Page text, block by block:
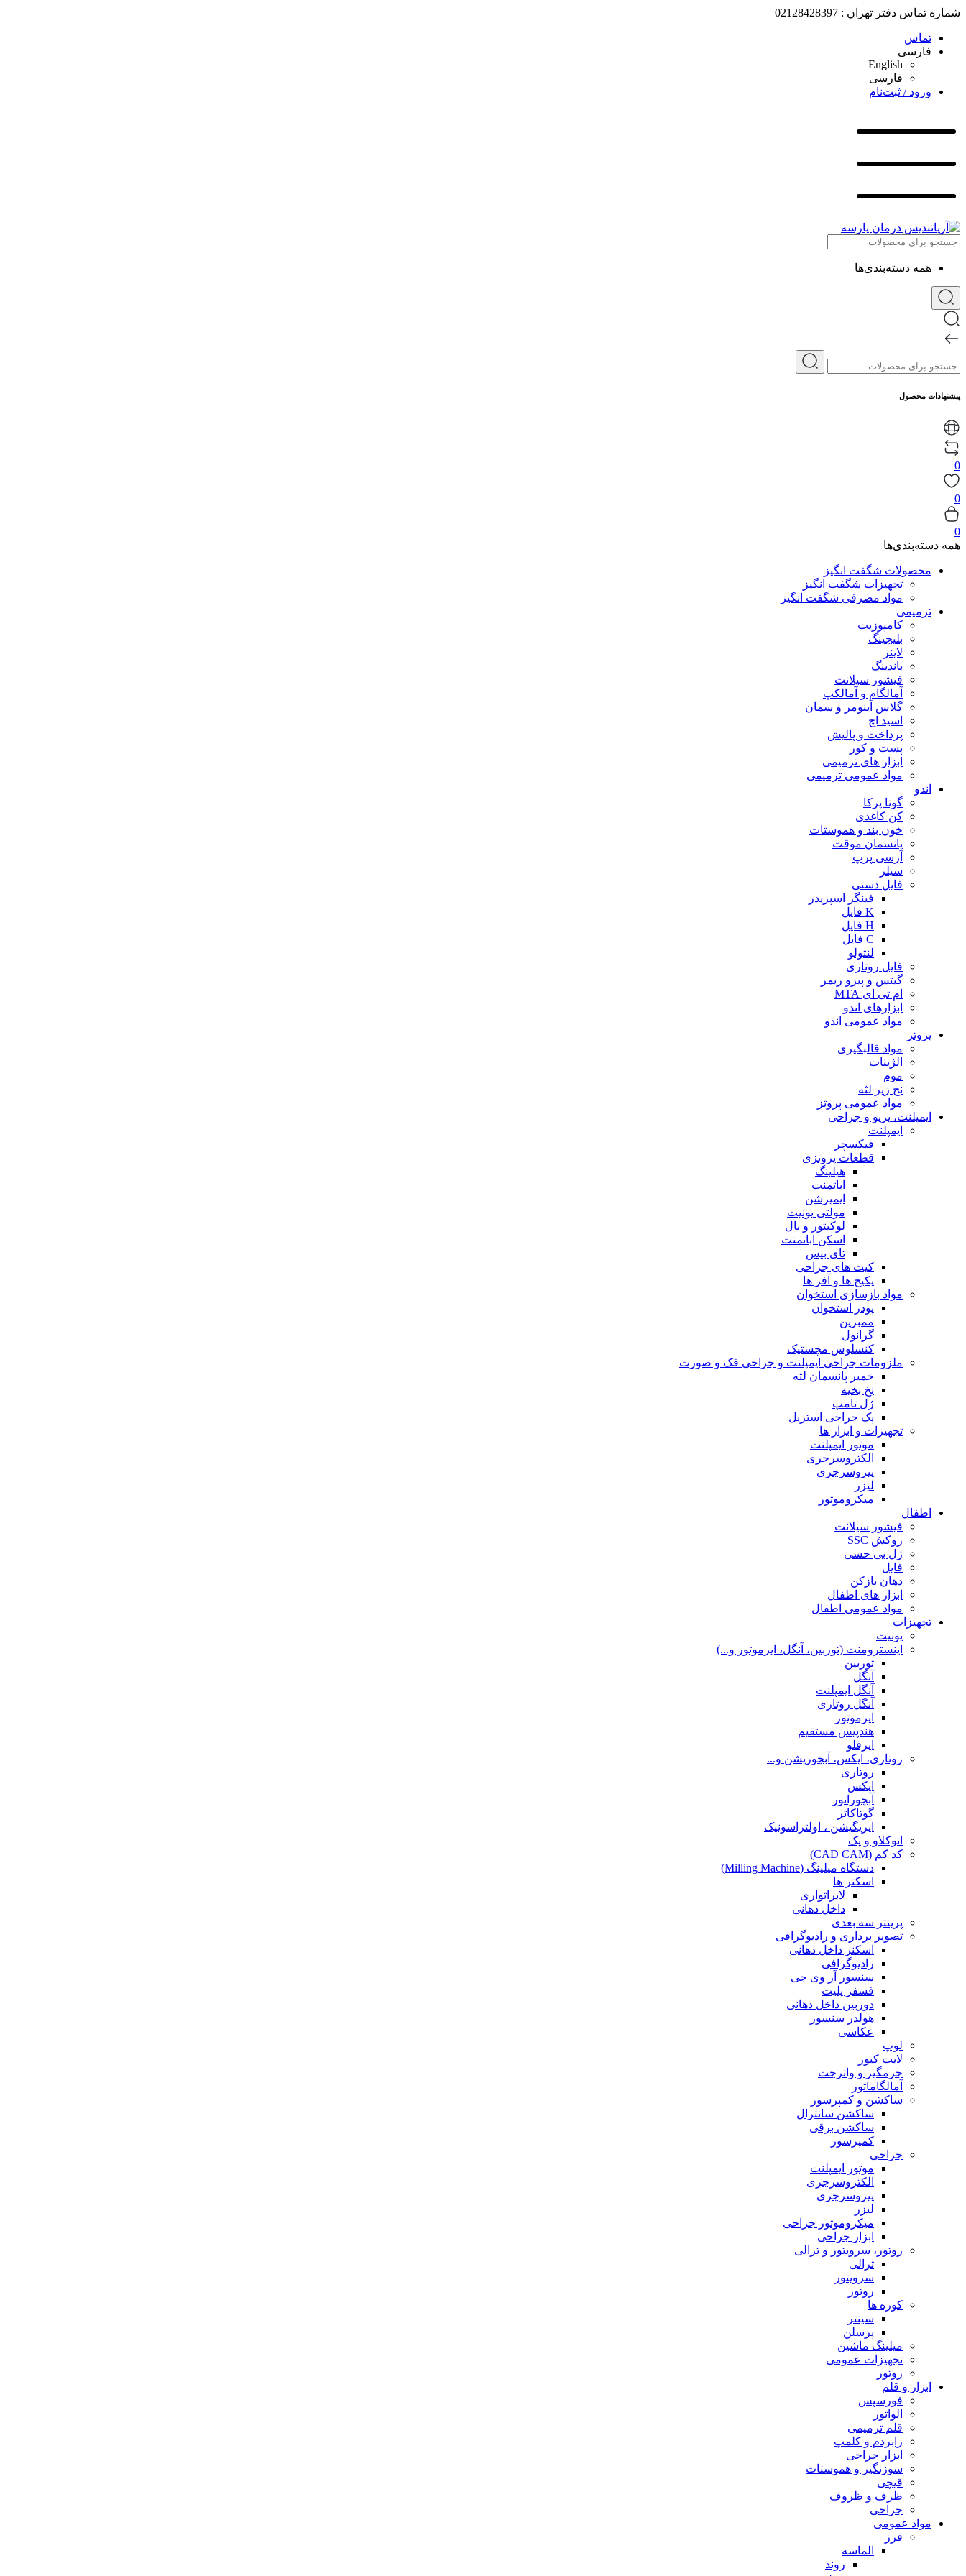
شماره تماس دفتر تهران : 02128428397
تماس
فارسی
English
فارسی
ورود / ثبت‌نام
همه دسته‌بندی‌ها
پیشنهادات محصول
0
0
0
همه دسته‌بندی‌ها
محصولات شگفت انگیز
تجهیزات شگفت انگیز
مواد مصرفی شگفت انگیز
ترمیمی
کامپوزیت
بلیچینگ
لاینر
باندینگ
فیشور سیلانت
آمالگام و آمالکپ
گلاس آینومر و سمان
اسید اچ
پرداخت و پالیش
پست و کور
ابزار های ترمیمی
مواد عمومی ترمیمی
اندو
گوتا پرکا
کن کاغذی
خون بند و هموستات
پانسمان موقت
آرسی پرپ
سیلر
فایل دستی
فینگر اسپریدر
K فایل
H فایل
C فایل
لنتولو
فایل روتاری
گیتس و پیزو ریمر
ام تی ای MTA
ابزارهای اندو
مواد عمومی اندو
پروتز
مواد قالبگیری
الژینات
موم
نخ زیر لثه
مواد عمومی پروتز
ایمپلنت، پریو و جراحی
ایمپلنت
فیکسچر
قطعات پروتزی
هیلینگ
اباتمنت
ایمپرشن
مولتی یونیت
لوکیتور و بال
اسکن اباتمنت
تای بیس
کیت های جراحی
پکیج ها و آفر ها
مواد بازسازی استخوان
پودر استخوان
ممبرین
گرانول
کنسلوس مچستیک
ملزومات جراحی ایمپلنت و جراحی فک و صورت
خمیر پانسمان لثه
نخ بخیه
ژل تامپ
پک جراحی استریل
تجهیزات و ابزار ها
موتور ایمپلنت
الکتروسرجری
پیزوسرجری
لیزر
میکروموتور
اطفال
فیشور سیلانت
روکش SSC
ژل بی حسی
فایل
دهان بازکن
ابزار های اطفال
مواد عمومی اطفال
تجهیزات
یونیت
اینسترومنت (توربین، آنگل، ایرموتور و...)
توربین
آنگل
آنگل ایمپلنت
آنگل روتاری
ایرموتور
هندپیس مستقیم
ایرفلو
روتاری، اپکس، آبچوریشن و...
روتاری
اپکس
آبچوراتور
گوتاکاتر
ایریگیشن ، اولتراسونیک
اتوکلاو و پک
کد کم (CAD CAM)
دستگاه میلینگ (Milling Machine)
اسکنر ها
لابراتواری
داخل دهانی
پرینتر سه بعدی
تصویر برداری و رادیوگرافی
اسکنر داخل دهانی
رادیوگرافی
سنسور آر وی جی
فسفر پلیت
دوربین داخل دهانی
هولدر سنسور
عکاسی
لوپ
لایت کیور
جرمگیر و واترجت
آمالگاماتور
ساکشن و کمپرسور
ساکشن سانترال
ساکشن برقی
کمپرسور
جراحی
موتور ایمپلنت
الکتروسرجری
پیزوسرجری
لیزر
میکروموتور جراحی
ابزار جراحی
روتور، سرویتور و ترالی
ترالی
سرویتور
روتور
کوره ها
سینتر
پرسلن
میلینگ ماشین
تجهیزات عمومی
روتور
ابزار و قلم
فورسپس
الواتور
قلم ترمیمی
رابردم و کلمپ
ابزار جراحی
سوزنگیر و هموستات
قیچی
ظرف و ظروف
جراحی
مواد عمومی
فرز
الماسه
روند